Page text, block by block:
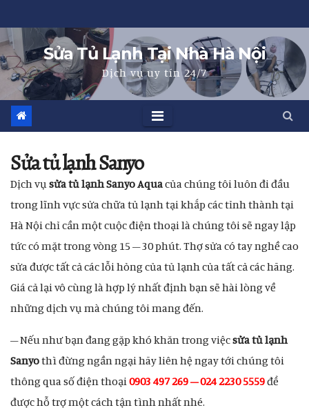
to
content
Sửa Tủ Lạnh Tại Nhà Hà Nội
Dịch vụ uy tín 24/7
Sửa tủ lạnh Sanyo
Dịch vụsửa tủ lạnh Sanyo Aquacủa chúng tôi luôn đi đầu
trong lĩnh vực sửa chữa tủ lạnh tại khắp các tỉnh thành tại
Hà Nội chỉ cần một cuộc điện thoại là chúng tôi sẽ ngay lập
tức có mặt trong vòng 15 – 30 phút. Thợ sửa có tay nghề cao
sửa được tất cả các lỗi hỏng của tủ lạnh của tất cả các hãng.
Giá cả lại vô cùng là hợp lý nhất định bạn sẽ hài lòng về
những dịch vụ mà chúng tôi mang đến.
– Nếu như bạn đang gặp khó khăn trong việcsửa tủ lạnh
Sanyothì đừng ngần ngại hãy liên hệ ngay tới chúng tôi
thông qua số điện thoại0903 497 269 – 024 2230 5559để
được hỗ trợ một cách tận tình nhất nhé.